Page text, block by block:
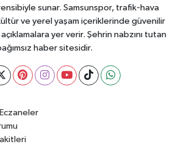
sunar. Samsunspor, trafik-hava
ve yerel yaşam içeriklerinde güvenilir
yer verir. Şehrin nabzını tutan
haber sitesidir.